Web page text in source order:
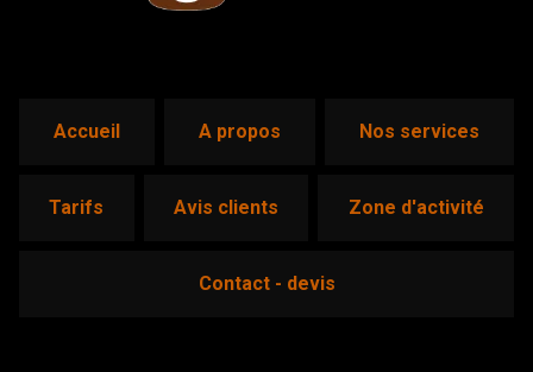
accueil a propos nos services
tarifs avis clients zone d'activité
contact - devis